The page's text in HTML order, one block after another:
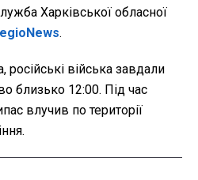
Харківської обласної
.
російські війська завдали
близько 12:00. Під час
влучив по території